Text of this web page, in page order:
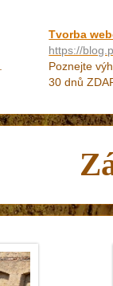
Tvorba
https://
Poznejte
30 dnů